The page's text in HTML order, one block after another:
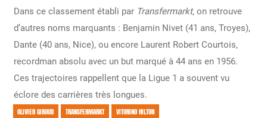
Dans ce classement établi par Transfermarkt, on retrouve
d’autres noms marquants : Benjamin Nivet (41 ans, Troyes),
Dante (40 ans, Nice), ou encore Laurent Robert Courtois,
recordman absolu avec un but marqué à 44 ans en 1956.
Ces trajectoires rappellent que la Ligue 1 a souvent vu
éclore des carrières très longues.
OLIVIER GIROUD TRANSFERMARKT VITORINO HILTON